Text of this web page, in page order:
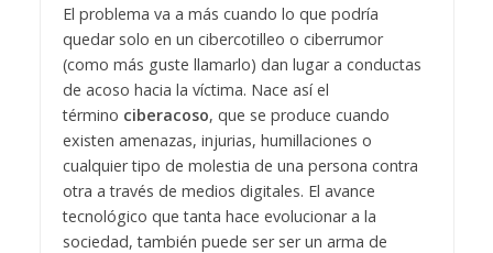
El problema va a más cuando lo que podría
quedar solo en un cibercotilleo o ciberrumor
(como más guste llamarlo) dan lugar a conductas
de acoso hacia la víctima. Nace así el
término ciberacoso, que se produce cuando
existen amenazas, injurias, humillaciones o
cualquier tipo de molestia de una persona contra
otra a través de medios digitales. El avance
tecnológico que tanta hace evolucionar a la
sociedad, también puede ser ser un arma de